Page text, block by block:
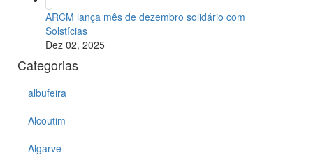
ARCM lança mês de dezembro solidário com
Solstícias
Dez 02, 2025
Categorias
albufeira
Alcoutim
Algarve